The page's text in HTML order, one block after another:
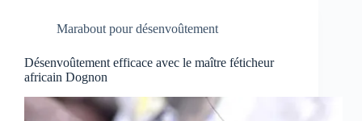
Marabout pour désenvoûtement
Désenvoûtement efficace avec le maître féticheur
africain Dognon